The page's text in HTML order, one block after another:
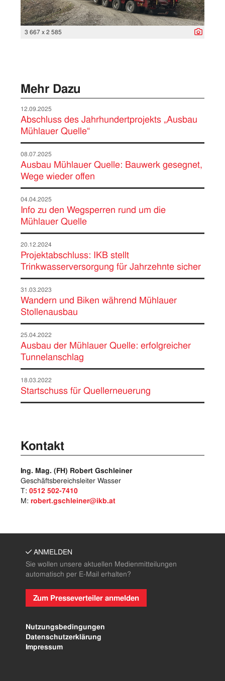
3 667 x 2 585
Mehr Dazu
12.09.2025
Abschluss des Jahrhundertprojekts „Ausbau
Mühlauer Quelle“
08.07.2025
Ausbau Mühlauer Quelle: Bauwerk gesegnet,
Wege wieder offen
04.04.2025
Info zu den Wegsperren rund um die
Mühlauer Quelle
20.12.2024
Projektabschluss: IKB stellt
Trinkwasserversorgung für Jahrzehnte sicher
31.03.2023
Wandern und Biken während Mühlauer
Stollenausbau
25.04.2022
Ausbau der Mühlauer Quelle: erfolgreicher
Tunnelanschlag
18.03.2022
Startschuss für Quellerneuerung
Kontakt
Ing. Mag. (FH) Robert Gschleiner
Geschäftsbereichsleiter Wasser
T: 0512 502-7410
M: robert.gschleiner@ikb.at
ANMELDEN
Sie wollen unsere aktuellen Medienmitteilungen
automatisch per E-Mail erhalten?
Zum Presseverteiler anmelden
Nutzungsbedingungen
Datenschutzerklärung
Impressum